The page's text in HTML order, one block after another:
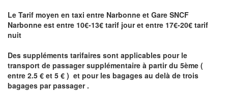
Le Tarif moyen en taxi entre Narbonne et Gare SNCF
Narbonne est entre 10€-13€ tarif jour et entre 17€-20€ tarif
nuit
Des suppléments tarifaires sont applicables pour le
transport de passager supplémentaire à partir du 5ème (
entre 2.5 € et 5 € ) et pour les bagages au delà de trois
bagages par passager .